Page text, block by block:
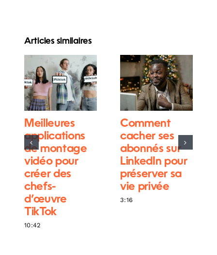
Articles similaires
Meilleures
applications
de montage
vidéo pour
créer des
chefs-
d’œuvre
TikTok
10:42
Comment
cacher ses
abonnés sur
LinkedIn pour
préserver sa
vie privée
3:16